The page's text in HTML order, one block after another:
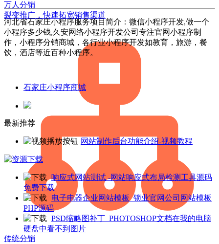
万人分销
裂变推广，快速拓宽销售渠道
传统分销
河北省石家庄小程序服务项目简介：微信小程序开发,做一个
小程序多少钱,久安网络小程序开发公司专注官网小程序制
作，小程序分销商城，各行业小程序开发如教育，旅游，餐
饮，酒店等近百种小程序。
石家庄小程序商城
最新推荐
网站制作后台功能介绍-视频教程
响应式网站测试 -网站响应式布局检测工具源码
免费下载
电子电器企业网站模板_锁业官网公司网站模板
PHP源码
PSD缩略图补丁_PHOTOSHOP文档在我的电脑
硬盘中看不到图片